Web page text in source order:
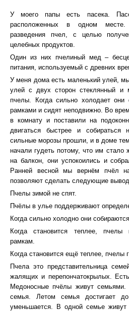
У моего папы есть пасека.
расположенных в одном
разведения пчел, с целью
целебных продуктов.
Один из них пчелиный мед –
питания, используемый с древних
У меня дома есть маленький улей,
улей с двух сторон стеклянный
пчелы. Когда сильно холодает
рамками и сидят неподвижно. Во
в комнату и поставили на
двигаться быстрее и собираться
сильные морозы прошли, и в доме
начали гудеть потому, что им
на балкон, они успокоились и
Ранней весной мы вернём пчёл
позволяют сделать следующие
Пчелы зимой не спят.
Пчёлы в улье поддерживают
Когда сильно холодно они
Когда становится теплее,
рамкам.
Когда становится ещё теплее, пчелы
Пчела это представительница
жалящих и перепончатокрылых.
Медоносные пчёлы живут
семья. Летом семья достигает
уменьшается. В одной семье живут